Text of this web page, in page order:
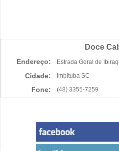
Doce
Endereço: Estrada Geral de
Cidade: Imbituba SC
Fone: (48) 3355-7259